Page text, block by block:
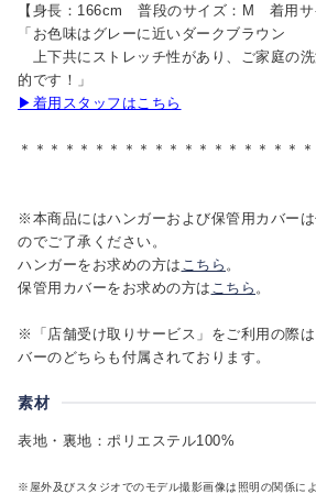
【身長：166cm 普段のサイズ：M 着用サ
「お色味はグレーに近いダークブラウン
上下共にストレッチ性があり、ご家庭の
的です！」
▶着用スタッフはこちら
＊＊＊＊＊＊＊＊＊＊＊＊＊＊＊＊＊＊＊＊
※本商品にはハンガーおよび保管用カバー
のでご了承ください。
ハンガーをお求めの方は こちら 。
保管用カバーをお求めの方は こちら 。
※「店舗受け取りサービス」をご利用の際
バーのどちらも付属されております。
素材
表地・裏地：ポリエステル100%
※屋外及びスタジオでのモデル撮影画像は照明の関係に